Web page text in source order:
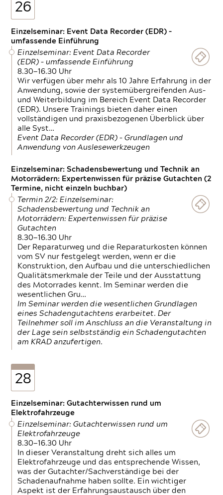
26
Einzelseminar: Event Data Recorder (EDR) –
umfassende Einführung
Einzelseminar: Event Data Recorder
(EDR) – umfassende Einführung
8.30—16.30 Uhr
Wir verfügen über mehr als 10 Jahre Erfahrung in der
Anwendung, sowie der systemübergreifenden Aus-
und Weiterbildung im Bereich Event Data Recorder
(EDR). Unsere Trainings bieten daher einen
vollständigen und praxisbezogenen Überblick über
alle Syst…
Event Data Recorder (EDR) – Grundlagen und
Anwendung von Auslesewerkzeugen
Einzelseminar: Schadensbewertung und Technik an
Motorrädern: Expertenwissen für präzise Gutachten (2
Termine, nicht einzeln buchbar)
Termin 2/2: Einzelseminar:
Schadensbewertung und Technik an
Motorrädern: Expertenwissen für präzise
Gutachten
8.30—16.30 Uhr
Der Reparaturweg und die Reparaturkosten können
vom SV nur festgelegt werden, wenn er die
Konstruktion, den Aufbau und die unterschiedlichen
Qualitätsmerkmale der Teile und der Ausstattung
des Motorrades kennt. Im Seminar werden die
wesentlichen Gru…
Im Seminar werden die wesentlichen Grundlagen
eines Schadengutachtens erarbeitet. Der
Teilnehmer soll im Anschluss an die Veranstaltung in
der Lage sein selbstständig ein Schadengutachten
am KRAD anzufertigen.
28
Einzelseminar: Gutachterwissen rund um
Elektrofahrzeuge
Einzelseminar: Gutachterwissen rund um
Elektrofahrzeuge
8.30—16.30 Uhr
In dieser Veranstaltung dreht sich alles um
Elektrofahrzeuge und das entsprechende Wissen,
was der Gutachter/Sachverständige bei der
Schadenaufnahme haben sollte. Ein wichtiger
Aspekt ist der Erfahrungsaustausch über den